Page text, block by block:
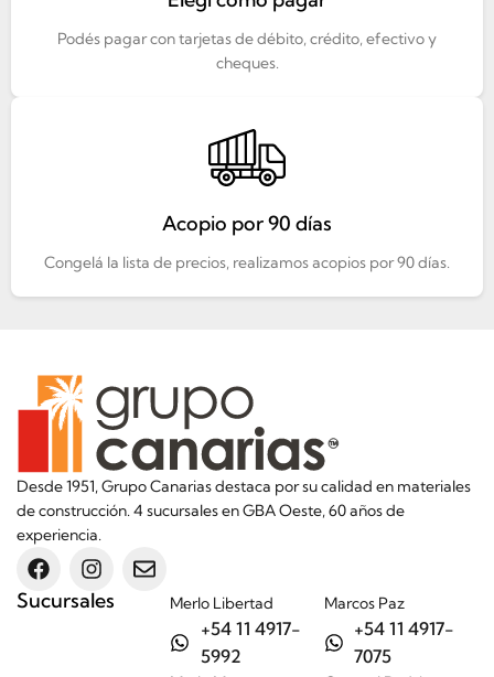
Podés pagar con tarjetas de débito, crédito, efectivo y
cheques.
Acopio por 90 días
Congelá la lista de precios, realizamos acopios por 90 días.
Desde 1951, Grupo Canarias destaca por su calidad en materiales
de construcción. 4 sucursales en GBA Oeste, 60 años de
experiencia.
Sucursales Merlo Libertad
+54 11 4917-
5992
Marcos Paz
+54 11 4917-
7075